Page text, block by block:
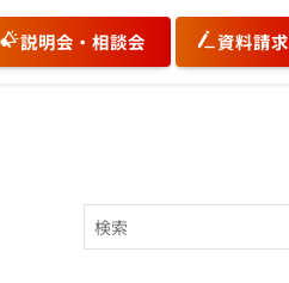
説明会・相談会 資料請求